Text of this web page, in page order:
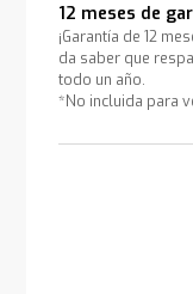
12 meses de
¡Garantía de 12
da saber que
todo un año.
*No incluida para